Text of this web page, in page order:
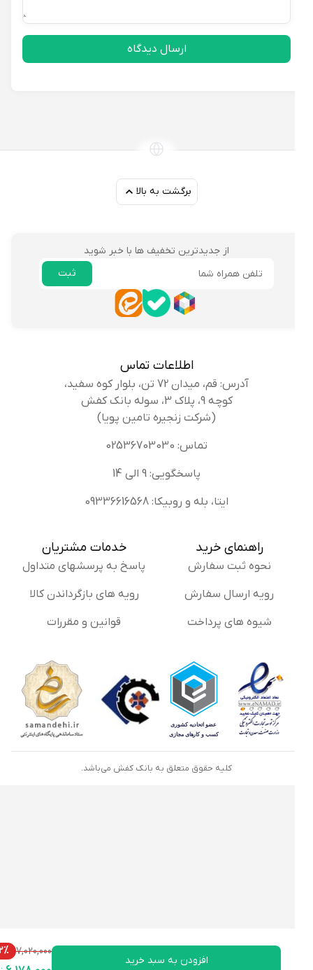
افزودن به سبد خرید
7,020,000
12%
ارسال دیدگاه
برگشت به بالا
از جدیدترین تخفیف ها با خبر شوید
اطلاعات تماس
آدرس: قم، میدان 72 تن، بلوار کوه سفید،
کوچه 9، پلاک 3، سوله بانک کفش
(شرکت زنجیره تامین پویا)
تماس: 02536703030
پاسخگویی: 9 الی 14
ایتا، بله و روبیکا: 09336616568
راهنمای خرید
نحوه ثبت سفارش
رویه ارسال سفارش
شیوه های پرداخت
خدمات مشتریان
پاسخ به پرسشهای متداول
رویه های بازگرداندن کالا
قوانین و مقررات
کلیه حقوق متعلق به بانک کفش می‌باشد.